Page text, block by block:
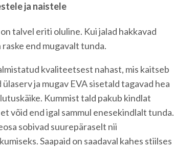
ja naistele
talvel eriti oluline. Kui jalad hakkavad
end mugavalt tunda.
kvaliteetsest nahast, mis kaitseb
ja mugav EVA sisetald tagavad hea
Kummist tald pakub kindlat
võid end igal sammul enesekindlalt tunda.
sobivad suurepäraselt nii
Saapaid on saadaval kahes stiilses